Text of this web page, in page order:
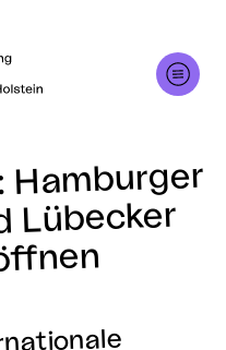
Hamburger
Lübecker